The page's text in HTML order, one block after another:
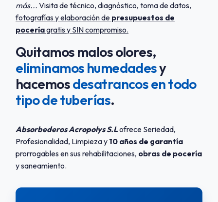
más... Visita de técnico, diagnóstico, toma de datos,
fotografías y elaboración de presupuestos de
poceríagratis y SIN compromiso.
Quitamos malos olores,
eliminamos humedadesy
hacemosdesatrancos en todo
tipo de tuberías.
Absorbederos Acropolys S.Lofrece Seriedad,
Profesionalidad, Limpieza y 10 años de garantía
prorrogables en sus rehabilitaciones, obras de pocería
y saneamiento.